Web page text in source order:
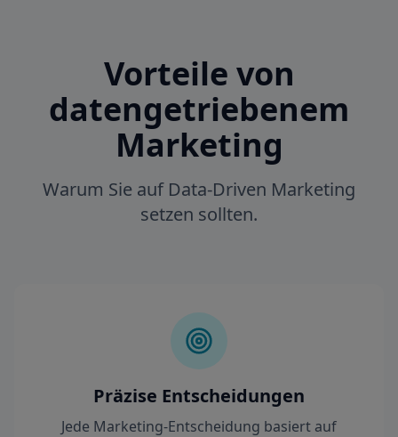
Vorteile von
datengetriebenem
Marketing
Warum Sie auf Data-Driven Marketing
setzen sollten.
Präzise Entscheidungen
Jede Marketing-Entscheidung basiert auf